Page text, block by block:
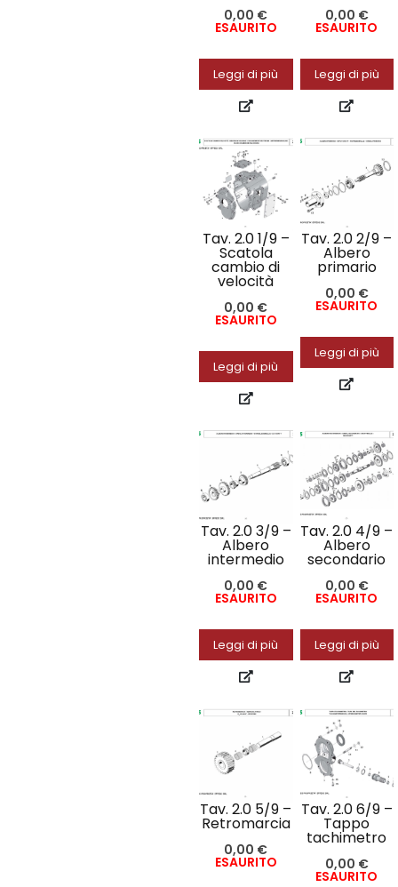
0,00 €
ESAURITO
Leggi di più
0,00 €
ESAURITO
Leggi di più
Tav. 2.0 1/9 –
Scatola
cambio di
velocità
0,00 €
ESAURITO
Leggi di più
Tav. 2.0 2/9 –
Albero
primario
0,00 €
ESAURITO
Leggi di più
Tav. 2.0 3/9 –
Albero
intermedio
0,00 €
ESAURITO
Leggi di più
Tav. 2.0 4/9 –
Albero
secondario
0,00 €
ESAURITO
Leggi di più
Tav. 2.0 5/9 –
Retromarcia
0,00 €
ESAURITO
Tav. 2.0 6/9 –
Tappo
tachimetro
0,00 €
ESAURITO